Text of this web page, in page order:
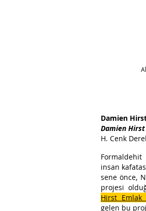
Damien
Damien
H. Cenk
insan
sene önce,
projesi
Hirst Emlak
gelen bu